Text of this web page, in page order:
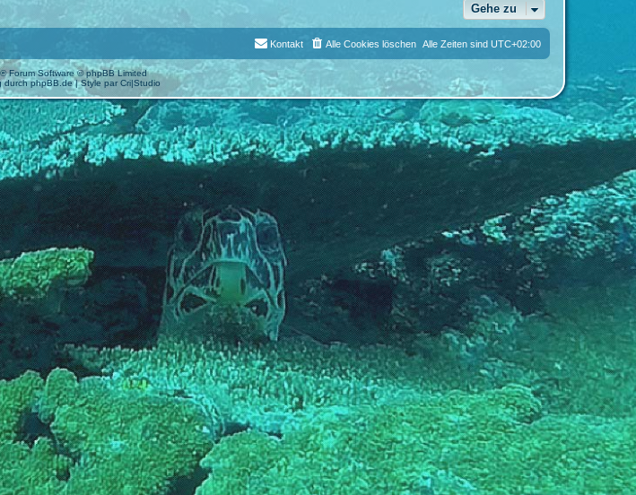
Gehe zu
Alle Zeiten sind UTC+02:00
Alle Cookies löschen
Kontakt
® Forum Software © phpBB Limited
durchphpBB.de| Style par Cri|Studio